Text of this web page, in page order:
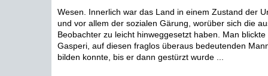
Wesen. Innerlich war das Land in einem Zustand der
und vor allem der sozialen Gärung, worüber sich die
Beobachter zu leicht hinweggesetzt haben. Man
Gasperi, auf diesen fraglos überaus bedeutenden
bilden konnte, bis er dann gestürzt wurde ...